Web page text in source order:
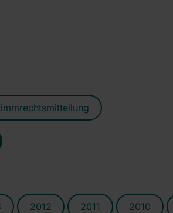
2012 2011 2010